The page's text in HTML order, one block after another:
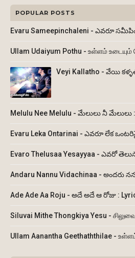
POPULAR POSTS
Evaru Sameepinchaleni - ఎవరూ
Ullam Udaiyum Pothu - உள்ளம்
Veyi Kallatho - వేయి
Melulu Nee Melulu - మేలులు నీ మేలులు
Evaru Leka Ontarinai - ఎవరూ లేక
Evaro Thelusaa Yesayyaa - ఎవరో
Andaru Nannu Vidachinaa - అందరు
Ade Ade Aa Roju - అదే అదే ఆ రోజు :
Siluvai Mithe Thongkiya Yesu -
Ullam Aanantha Geethaththilae -